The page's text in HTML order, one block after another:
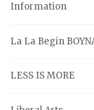
Information
La La Begin
LESS IS MORE